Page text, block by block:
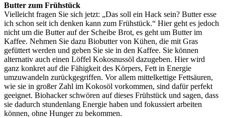
Butter zum Frühstück
Vielleicht fragen Sie sich jetzt: „Das soll ein Hack sein? Butter esse
ich schon seit ich denken kann zum Frühstück.“ Hier geht es jedoch
nicht um die Butter auf der Scheibe Brot, es geht um Butter im
Kaffee. Nehmen Sie dazu Biobutter von Kühen, die mit Gras
gefüttert werden und geben Sie sie in den Kaffee. Sie können
alternativ auch einen Löffel Kokosnussöl dazugeben. Hier wird
ganz konkret auf die Fähigkeit des Körpers, Fett in Energie
umzuwandeln zurückgegriffen. Vor allem mittelkettige Fettsäuren,
wie sie in großer Zahl im Kokosöl vorkommen, sind dafür perfekt
geeignet. Biohacker schwören auf dieses Frühstück und sagen, dass
sie dadurch stundenlang Energie haben und fokussiert arbeiten
können, ohne Hunger zu bekommen.